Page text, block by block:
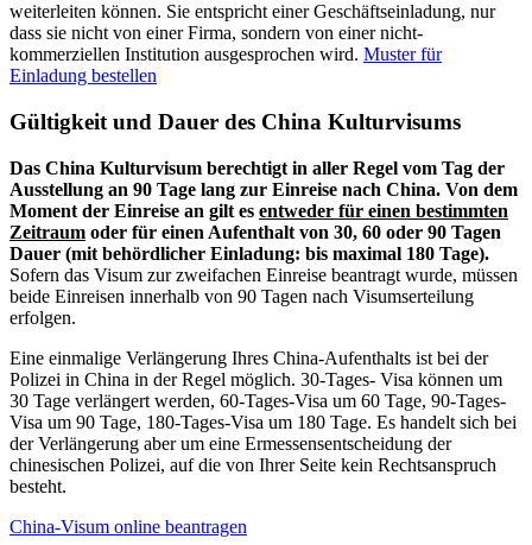
weiterleiten können. Sie entspricht einer Geschäftseinladung, nur
dass sie nicht von einer Firma, sondern von einer nicht-
kommerziellen Institution ausgesprochen wird. Muster für
Einladung bestellen
Gültigkeit und Dauer des China Kulturvisums
Das China Kulturvisum berechtigt in aller Regel vom Tag der
Ausstellung an 90 Tage lang zur Einreise nach China. Von dem
Moment der Einreise an gilt es entweder für einen bestimmten
Zeitraum oder für einen Aufenthalt von 30, 60 oder 90 Tagen
Dauer (mit behördlicher Einladung: bis maximal 180 Tage).
Sofern das Visum zur zweifachen Einreise beantragt wurde, müssen
beide Einreisen innerhalb von 90 Tagen nach Visumserteilung
erfolgen.
Eine einmalige Verlängerung Ihres China-Aufenthalts ist bei der
Polizei in China in der Regel möglich. 30-Tages- Visa können um
30 Tage verlängert werden, 60-Tages-Visa um 60 Tage, 90-Tages-
Visa um 90 Tage, 180-Tages-Visa um 180 Tage. Es handelt sich bei
der Verlängerung aber um eine Ermessensentscheidung der
chinesischen Polizei, auf die von Ihrer Seite kein Rechtsanspruch
besteht.
China-Visum online beantragen